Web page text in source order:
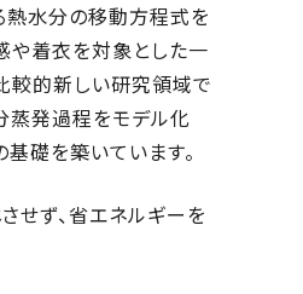
熱水分の移動方程式を
や着衣を対象とした一
較的新しい研究領域で
蒸発過程をモデル化
礎を築いています。
せず、省エネルギーを